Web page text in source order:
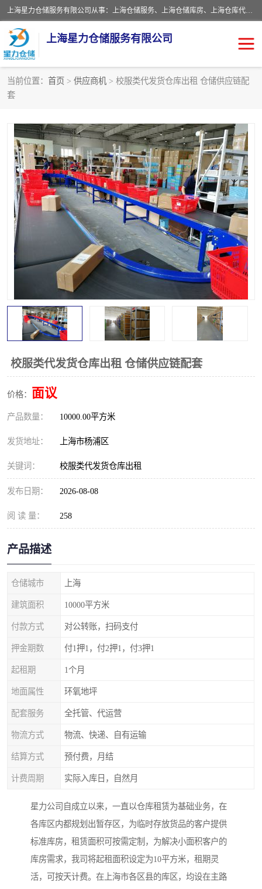
上海星力仓储服务有限公司从事：上海仓储服务、上海仓储库房、上海仓库代运营、上海仓库对外出租、上海仓库外包、上海三方仓储、上海电商仓储代发、上海电商代发货仓库、上海托管仓库、上海仓储配送。上海星力仓储服务有限公司现在拥有100个分仓、10万余平方的标准库房，精炼员工几百名，与几千家客户合作，公司已跻身上海仓储行业前列。欢迎来电咨询！
上海星力仓储服务有限公司
当前位置： 首页 > 供应商机 > 校服类代发货仓库出租 仓储供应链配
套
校服类代发货仓库出租 仓储供应链配套
价格： 面议
产品数量： 10000.00平方米
发货地址： 上海市杨浦区
关键词： 校服类代发货仓库出租
发布日期： 2026-08-08
阅 读 量： 258
产品描述
仓储城市 上海
建筑面积 10000平方米
付款方式 对公转账，扫码支付
押金期数 付1押1，付2押1，付3押1
起租期 1个月
地面属性 环氧地坪
配套服务 全托管、代运营
物流方式 物流、快递、自有运输
结算方式 预付费，月结
计费周期 实际入库日，自然月
星力公司自成立以来，一直以仓库租赁为基础业务，在
各库区内都规划出暂存区，为临时存放货品的客户提供
标准库房，租赁面积可按需定制，为解决小面积客户的
库房需求，我司将起租面积设定为10平方米，租期灵
活，可按天计费。在上海市各区县的库区，均设在主路
上海仓储配送 上海仓库外包
上海仓库代运营 上海托管仓库
上海第三方仓储 上海仓储服务
仓储 上海电商代发货仓库